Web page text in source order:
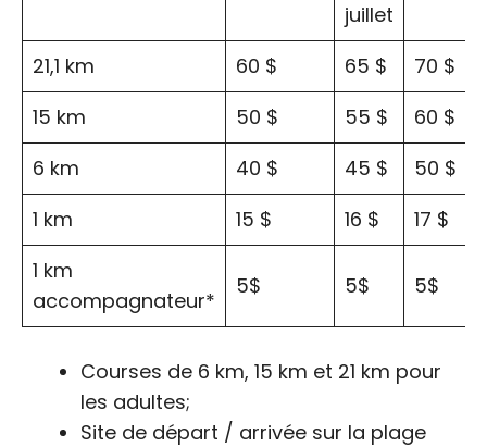
juillet
21,1 km 60 $ 65 $
70 $
15 km
50 $ 55 $
60 $
6 km
40 $ 45 $
50 $
1 km
15 $ 16 $
17 $
1 km
accompagnateur*
5$ 5$ 5$
Courses de 6 km, 15 km et 21 km pour
les adultes;
Site de départ / arrivée sur la plage